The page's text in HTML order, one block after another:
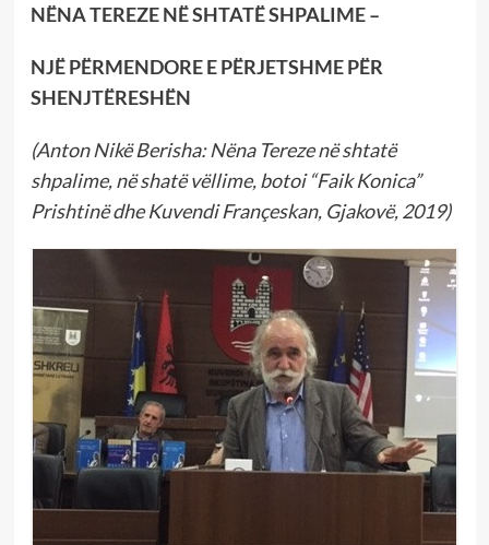
NËNA TEREZE NË SHTATË SHPALIME –
NJË PËRMENDORE E PËRJETSHME PËR
SHENJTËRESHËN
(Anton Nikë Berisha: Nëna Tereze në shtatë
shpalime, në shatë vëllime,botoi “Faik Konica”
Prishtinë dhe Kuvendi Françeskan, Gjakovë, 2019)